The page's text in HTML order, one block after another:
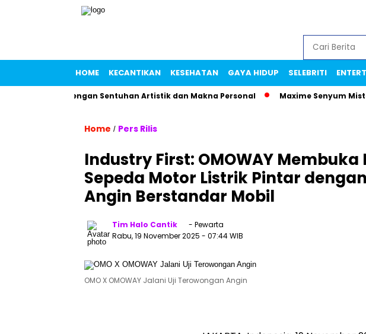
HOME KECANTIKAN KESEHATAN GAYA HIDUP SELEBRITI
Lokal dengan Sentuhan Artistik dan Makna Personal Maxime Senyum
Home / Pers Rilis
Industry First: OMOWAY
Sepeda Motor Listrik Pintar
Angin Berstandar Mobil
Tim Halo Cantik
- Pewarta
Rabu, 19 November 2025 - 07:44 WIB
OMO X OMOWAY Jalani Uji Terowongan Angin